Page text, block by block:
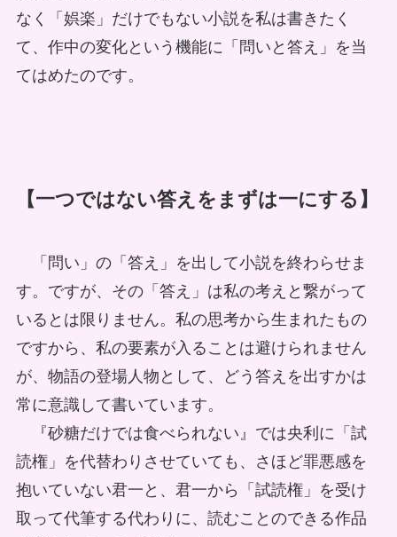
なく「娯楽」だけでもない小説を私は書きたく
て、作中の変化という機能に「問いと答え」を当
てはめたのです。
【一つではない答えをまずは一にする】
「問い」の「答え」を出して小説を終わらせま
す。ですが、その「答え」は私の考えと繋がって
いるとは限りません。私の思考から生まれたもの
ですから、私の要素が入ることは避けられません
が、物語の登場人物として、どう答えを出すかは
常に意識して書いています。
『砂糖だけでは食べられない』では央利に「試
読権」を代替わりさせていても、さほど罪悪感を
抱いていない君一と、君一から「試読権」を受け
取って代筆する代わりに、読むことのできる作品